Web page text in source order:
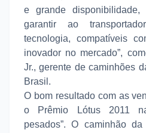
e grande
garantir ao
tecnologia, compatíveis
inovador no mercado”,
Jr., gerente de caminhões
Brasil.
O bom resultado com as
o Prêmio Lótus 2011
pesados”. O caminhão